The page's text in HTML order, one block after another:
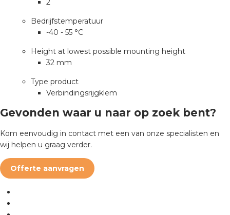
2
Bedrijfstemperatuur
-40 - 55 °C
Height at lowest possible mounting height
32 mm
Type product
Verbindingsrijgklem
Gevonden waar u naar op zoek bent?
Kom eenvoudig in contact met een van onze specialisten en
wij helpen u graag verder.
Offerte aanvragen
Academy